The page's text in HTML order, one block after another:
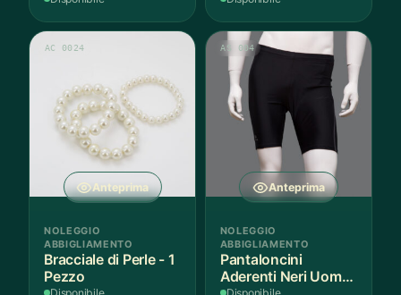
Anteprima
AC 0024
NOLEGGIO
ABBIGLIAMENTO
Bracciale di Perle - 1
Pezzo
Anteprima
AS 004
NOLEGGIO
ABBIGLIAMENTO
Pantaloncini
Aderenti Neri Uomo